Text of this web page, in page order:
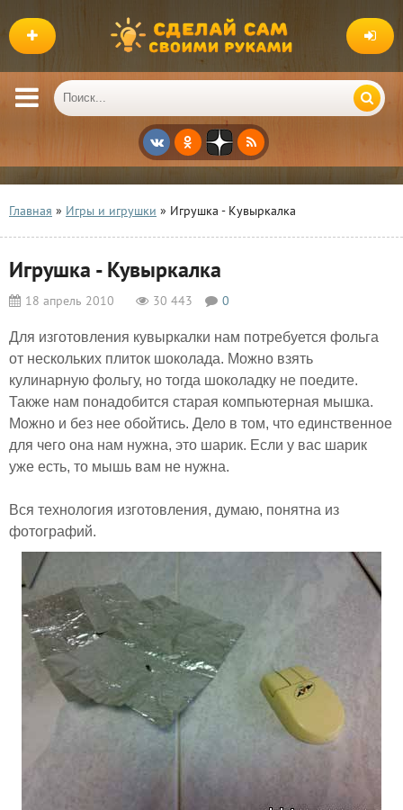
Главная » Игры и игрушки » Игрушка - Кувыркалка
Игрушка - Кувыркалка
18 апрель 2010 30 443 0
Для изготовления кувыркалки нам потребуется фольга
от нескольких плиток шоколада. Можно взять
кулинарную фольгу, но тогда шоколадку не поедите.
Также нам понадобится старая компьютерная мышка.
Можно и без нее обойтись. Дело в том, что единственное
для чего она нам нужна, это шарик. Если у вас шарик
уже есть, то мышь вам не нужна.
Вся технология изготовления, думаю, понятна из
фотографий.